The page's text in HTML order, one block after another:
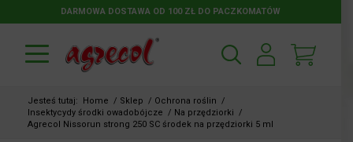
DARMOWA DOSTAWA OD 100 ZŁ DO PACZKOMATÓW
Jesteś tutaj: Home / Sklep / Ochrona roślin /
Insektycydy środki owadobójcze / Na przędziorki /
Agrecol Nissorun strong 250 SC środek na przędziorki 5 ml